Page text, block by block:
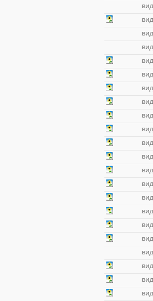
вид
вид
вид
вид
вид
вид
вид
вид
вид
вид
вид
вид
вид
вид
вид
вид
вид
вид
вид
вид
вид
вид